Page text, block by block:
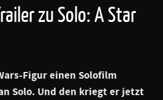
zu Solo: A Star
Figur einen Solofilm
Solo. Und den kriegt er jetzt